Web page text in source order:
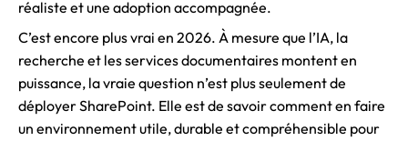
réaliste et une adoption accompagnée.
C’est encore plus vrai en 2026. À mesure que l’IA, la
recherche et les services documentaires montent en
puissance, la vraie question n’est plus seulement de
déployer SharePoint. Elle est de savoir comment en faire
un environnement utile, durable et compréhensible pour